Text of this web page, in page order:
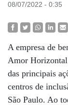
08/07/2022 - 0:35
A empresa de
Amor
das principais
centros de
São Paulo. Ao